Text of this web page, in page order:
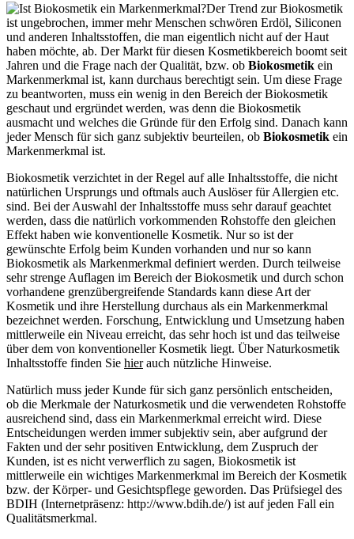
Der Trend zur Biokosmetik
ist ungebrochen, immer mehr Menschen schwören Erdöl, Siliconen
und anderen Inhaltsstoffen, die man eigentlich nicht auf der Haut
haben möchte, ab. Der Markt für diesen Kosmetikbereich boomt seit
Jahren und die Frage nach der Qualität, bzw. ob Biokosmetik ein
Markenmerkmal ist, kann durchaus berechtigt sein. Um diese Frage
zu beantworten, muss ein wenig in den Bereich der Biokosmetik
geschaut und ergründet werden, was denn die Biokosmetik
ausmacht und welches die Gründe für den Erfolg sind. Danach kann
jeder Mensch für sich ganz subjektiv beurteilen, ob Biokosmetik ein
Markenmerkmal ist.
Biokosmetik verzichtet in der Regel auf alle Inhaltsstoffe, die nicht
natürlichen Ursprungs und oftmals auch Auslöser für Allergien etc.
sind. Bei der Auswahl der Inhaltsstoffe muss sehr darauf geachtet
werden, dass die natürlich vorkommenden Rohstoffe den gleichen
Effekt haben wie konventionelle Kosmetik. Nur so ist der
gewünschte Erfolg beim Kunden vorhanden und nur so kann
Biokosmetik als Markenmerkmal definiert werden. Durch teilweise
sehr strenge Auflagen im Bereich der Biokosmetik und durch schon
vorhandene grenzübergreifende Standards kann diese Art der
Kosmetik und ihre Herstellung durchaus als ein Markenmerkmal
bezeichnet werden. Forschung, Entwicklung und Umsetzung haben
mittlerweile ein Niveau erreicht, das sehr hoch ist und das teilweise
über dem von konventioneller Kosmetik liegt. Über Naturkosmetik
Inhaltsstoffe finden Sie hierauch nützliche Hinweise.
Natürlich muss jeder Kunde für sich ganz persönlich entscheiden,
ob die Merkmale der Naturkosmetik und die verwendeten Rohstoffe
ausreichend sind, dass ein Markenmerkmal erreicht wird. Diese
Entscheidungen werden immer subjektiv sein, aber aufgrund der
Fakten und der sehr positiven Entwicklung, dem Zuspruch der
Kunden, ist es nicht verwerflich zu sagen, Biokosmetik ist
mittlerweile ein wichtiges Markenmerkmal im Bereich der Kosmetik
bzw. der Körper- und Gesichtspflege geworden. Das Prüfsiegel des
BDIH (Internetpräsenz: http://www.bdih.de/) ist auf jeden Fall ein
Qualitätsmerkmal.